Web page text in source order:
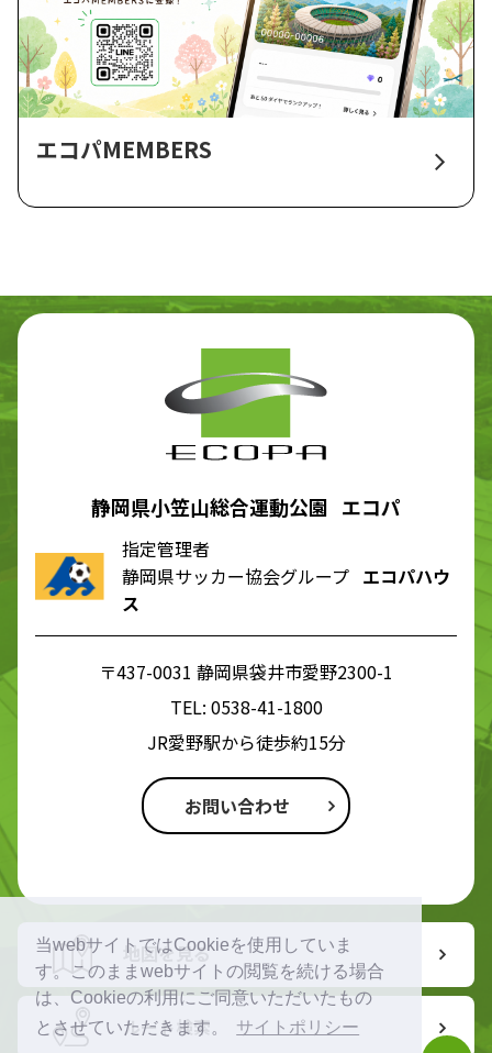
当webサイトではCookieを使用していま
す。このままwebサイトの閲覧を続ける場合
は、Cookieの利用にご同意いただいたもの
とさせていただきます。
サイトポリシー
エコパMEMBERS
静岡県小笠山総合運動公園 エコパ
指定管理者
静岡県サッカー協会グループ エコパハウ
ス
〒437-0031 静岡県袋井市愛野2300-1
TEL: 0538-41-1800
JR愛野駅から徒歩約15分
お問い合わせ
地図を見る
ルート検索